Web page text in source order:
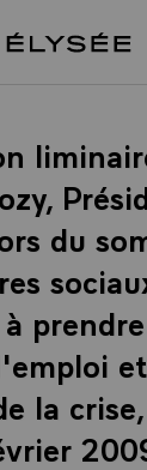
Retour à
du
la